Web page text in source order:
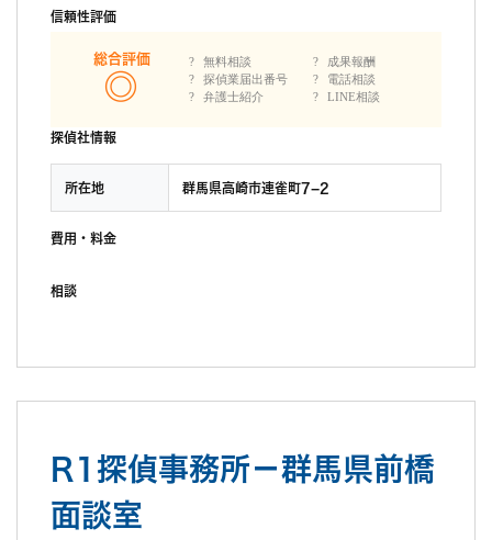
信頼性評価
総合評価
無料相談
探偵業届出番号
弁護士紹介
成果報酬
電話相談
LINE相談
探偵社情報
所在地 群馬県高崎市連雀町7−2
費用・料金
相談
R1探偵事務所－群馬県前橋
面談室